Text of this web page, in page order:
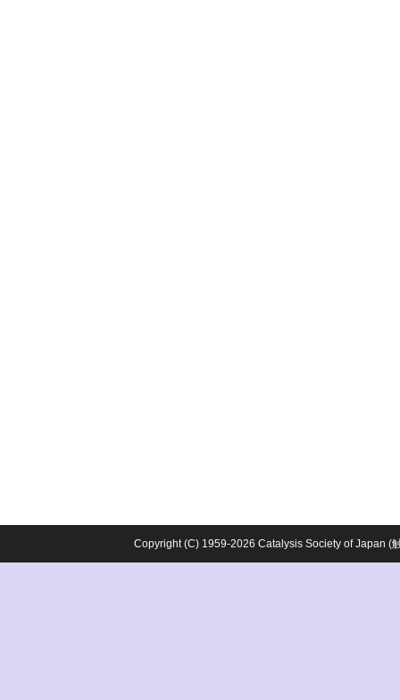
Copyright (C) 1959-2026 Catalysis Society of Japan (